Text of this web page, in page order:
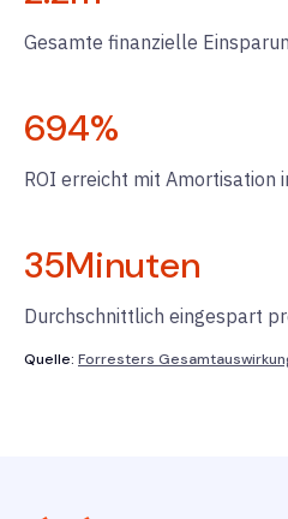
Gesamte finanzielle
694%
ROI erreicht mit Amortisation
35Minuten
Durchschnittlich eingespart
Quelle: Forresters